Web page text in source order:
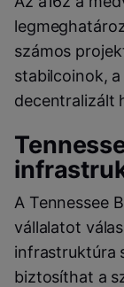
számos
stabilcoinok,
decentralizált
A Tennessee
vállalatot
infrastruktúra
biztosíthat a